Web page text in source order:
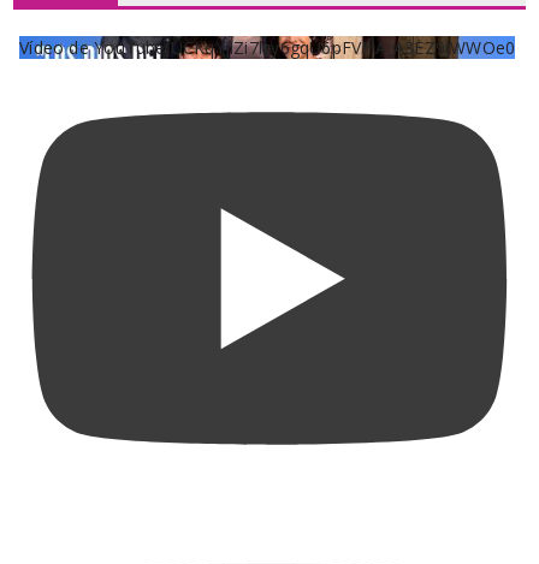
Vídeo de YouTube UCKqYjiZi7lzy6gqU6pFVFiA_A3EZ9JWWOe0